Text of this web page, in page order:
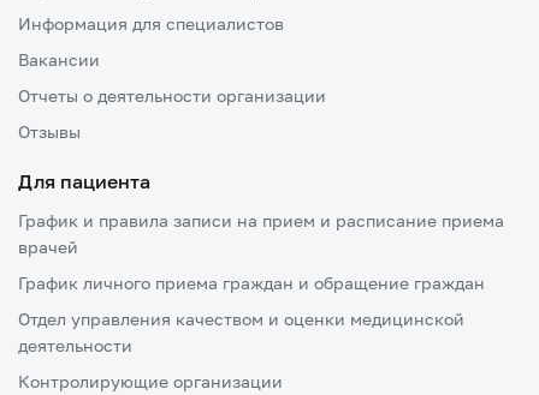
Информация для специалистов
Вакансии
Отчеты о деятельности организации
Отзывы
Для пациента
График и правила записи на прием и расписание приема
врачей
График личного приема граждан и обращение граждан
Отдел управления качеством и оценки медицинской
деятельности
Контролирующие организации